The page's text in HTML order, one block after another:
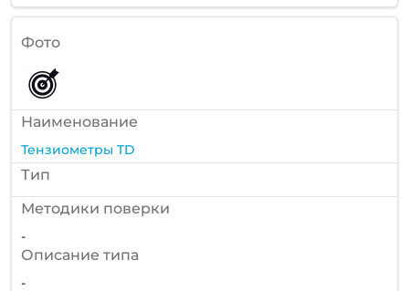
Фото
Наименование
Тензиометры TD
Тип
Методики поверки
-
Описание типа
-